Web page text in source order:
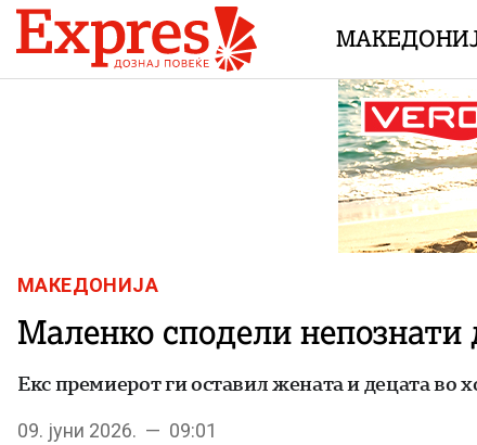
Skip to content
МАКЕДОНИЈА
Маленко сподели
Екс премиерот ги оставил жената и децата во
09. јуни 2026. — 09:01